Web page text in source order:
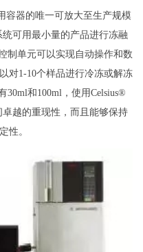
容器的唯一可放大至生产规模
可用最小量的产品进行冻融
制单元可以实现自动操作和数
对1-10个样品进行冷冻或解冻
30ml和100ml，使用Celsius®
越的重现性，而且能够保持
性。